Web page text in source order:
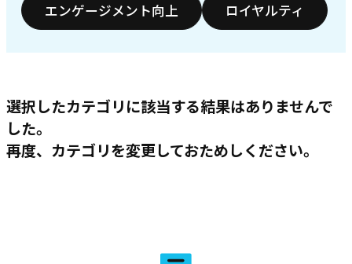
エンゲージメント向上 ロイヤルティ
選択したカテゴリに該当する結果はありませんで
した。
再度、カテゴリを変更しておためしください。